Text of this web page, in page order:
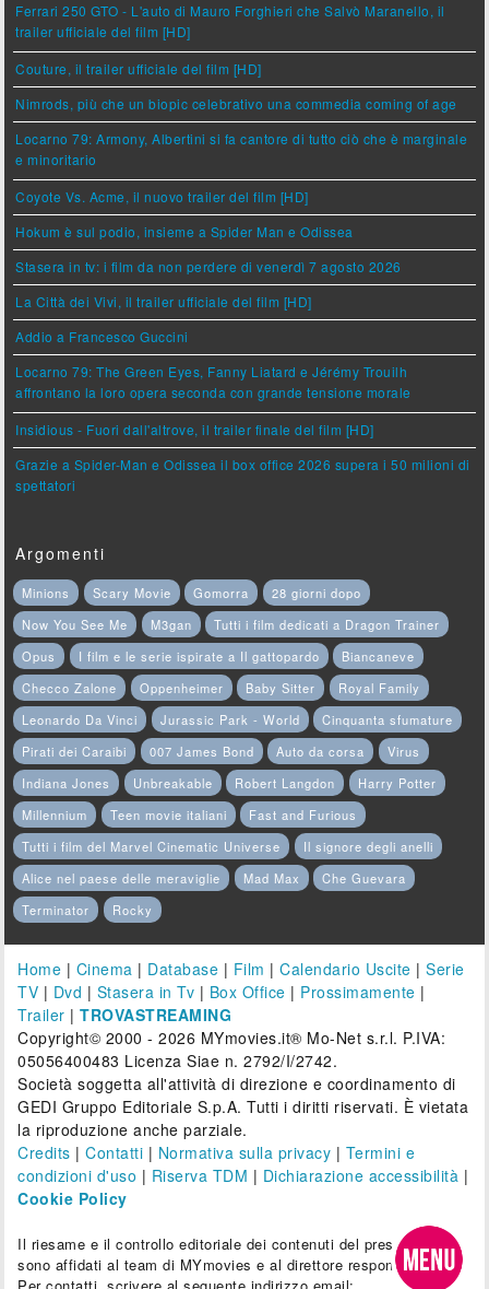
Ferrari 250 GTO - L'auto di Mauro Forghieri che Salvò Maranello, il
trailer ufficiale del film [HD]
Couture, il trailer ufficiale del film [HD]
Nimrods, più che un biopic celebrativo una commedia coming of age
Locarno 79: Armony, Albertini si fa cantore di tutto ciò che è marginale
e minoritario
Coyote Vs. Acme, il nuovo trailer del film [HD]
Hokum è sul podio, insieme a Spider Man e Odissea
Stasera in tv: i film da non perdere di venerdì 7 agosto 2026
La Città dei Vivi, il trailer ufficiale del film [HD]
Addio a Francesco Guccini
Locarno 79: The Green Eyes, Fanny Liatard e Jérémy Trouilh
affrontano la loro opera seconda con grande tensione morale
Insidious - Fuori dall'altrove, il trailer finale del film [HD]
Grazie a Spider-Man e Odissea il box office 2026 supera i 50 milioni di
spettatori
Argomenti
Minions Scary Movie Gomorra
28 giorni dopo
Now You See Me
M3gan
Tutti i film dedicati a Dragon Trainer
Opus
I film e le serie ispirate a Il gattopardo
Biancaneve
Checco Zalone
Oppenheimer Baby Sitter
Royal Family
Leonardo Da Vinci
Jurassic Park - World
Cinquanta sfumature
Pirati dei Caraibi
007 James Bond Auto da corsa
Virus
Indiana Jones
Unbreakable Robert Langdon
Harry Potter
Millennium
Teen movie italiani
Fast and Furious
Tutti i film del Marvel Cinematic Universe
Il signore degli anelli
Alice nel paese delle meraviglie
Mad Max
Che Guevara
Terminator
Rocky
Home | Cinema | Database | Film |Calendario Uscite |Serie
TV | Dvd | Stasera in Tv | Box Office | Prossimamente |
Trailer |TROVASTREAMING
Copyright© 2000 - 2026 MYmovies.it® Mo-Net s.r.l. P.IVA:
05056400483 Licenza Siae n. 2792/I/2742.
Società soggetta all'attività di direzione e coordinamento di
GEDI Gruppo Editoriale S.p.A. Tutti i diritti riservati. È vietata
la riproduzione anche parziale.
Credits |Contatti | Normativa sulla privacy | Termini e
condizioni d'uso | Riserva TDM | Dichiarazione accessibilità |
Cookie Policy
Il riesame e il controllo editoriale dei contenuti del presente sito
sono affidati al team di MYmovies e al direttore responsabile.